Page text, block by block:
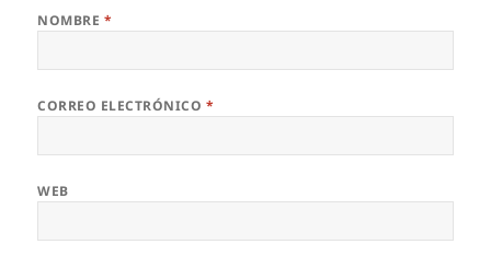
NOMBRE *
CORREO ELECTRÓNICO *
WEB